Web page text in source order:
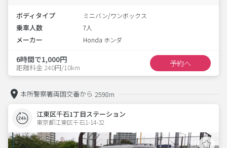
ボディタイプ ミニバン/ワンボックス
乗車人数 7人
メーカー Honda ホンダ
6時間で1,000円
距離料金 240円/10km 予約へ
本所警察署両国交番から 2598m
江東区千石1丁目ステーション
東京都江東区千石1-14-32